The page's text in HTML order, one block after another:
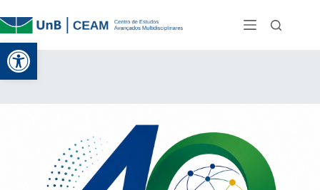
Abrir a barra de ferramentas